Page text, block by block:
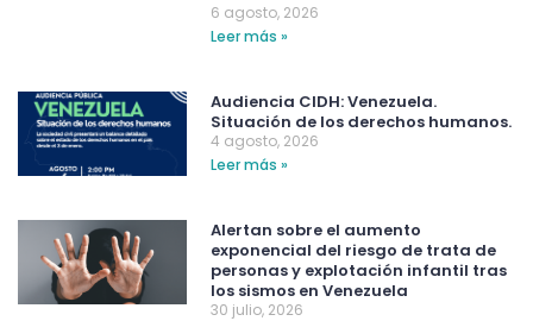
6 agosto, 2026
Leer más »
Audiencia CIDH: Venezuela.
Situación de los derechos humanos.
4 agosto, 2026
Leer más »
Alertan sobre el aumento
exponencial del riesgo de trata de
personas y explotación infantil tras
los sismos en Venezuela
30 julio, 2026